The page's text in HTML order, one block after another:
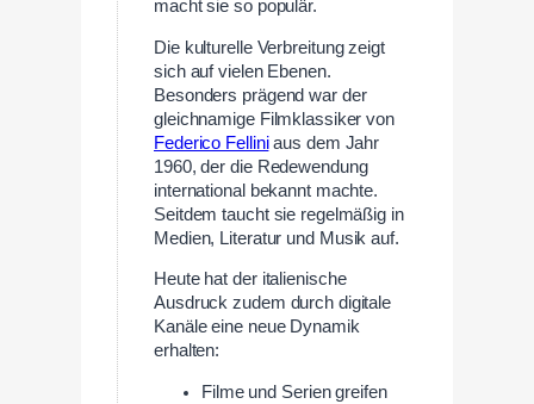
macht sie so populär.
Die kulturelle Verbreitung zeigt
sich auf vielen Ebenen.
Besonders prägend war der
gleichnamige Filmklassiker von
Federico Felliniaus dem Jahr
1960, der die Redewendung
international bekannt machte.
Seitdem taucht sie regelmäßig in
Medien, Literatur und Musik auf.
Heute hat der italienische
Ausdruck zudem durch digitale
Kanäle eine neue Dynamik
erhalten:
Filme und Serien greifen